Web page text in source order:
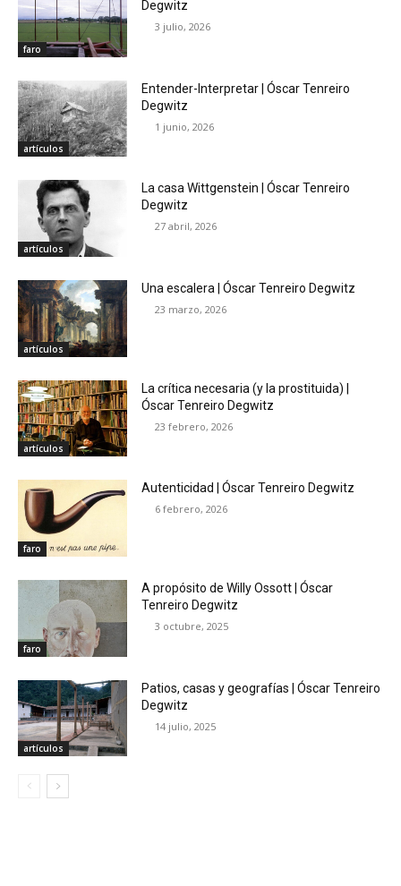
faro
Degwitz
3 julio, 2026
artículos
Entender-Interpretar | Óscar Tenreiro
Degwitz
1 junio, 2026
artículos
La casa Wittgenstein | Óscar Tenreiro
Degwitz
27 abril, 2026
artículos
Una escalera | Óscar Tenreiro Degwitz
23 marzo, 2026
artículos
La crítica necesaria (y la prostituida) |
Óscar Tenreiro Degwitz
23 febrero, 2026
faro
Autenticidad | Óscar Tenreiro Degwitz
6 febrero, 2026
faro
A propósito de Willy Ossott | Óscar
Tenreiro Degwitz
3 octubre, 2025
artículos
Patios, casas y geografías | Óscar Tenreiro
Degwitz
14 julio, 2025